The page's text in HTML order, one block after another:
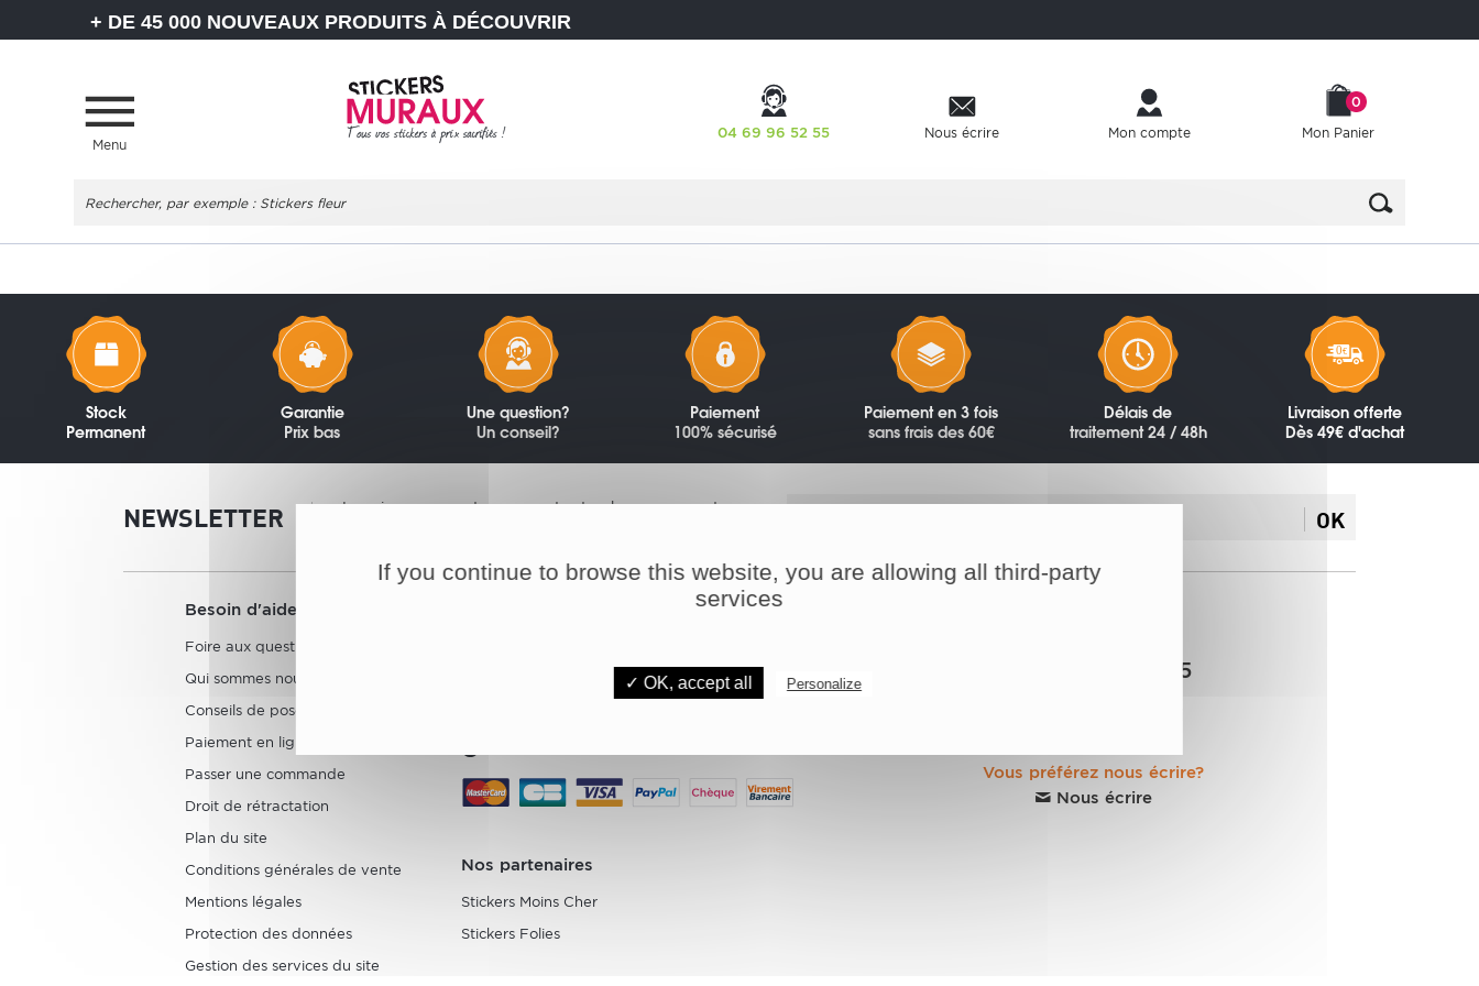
+ DE 45 000 NOUVEAUX PRODUITS À DÉCOUVRIR
Menu
04 69 96 52 55 Nous écrire Mon compte Mon Panier
0
Stock
Permanent
Garantie
Prix bas
Une question?
Un conseil?
Paiement
100% sécurisé
Paiement en 3 fois
sans frais des 60€
Délais de
traitement 24 / 48h
Livraison offerte
Dès 49€ d'achat
NEWSLETTER
Inscrivez-vous et recevez toutes les promos et
OK
Besoin d'aide ?
Foire aux questions
Qui sommes nous ?
Conseils de pose
Paiement en ligne
Passer une commande
Droit de rétractation
Plan du site
Conditions générales de vente
Mentions légales
Protection des données
Gestion des services du site
Livraison rapide avec :
dès 49€ d'achat !
Nos partenaires
Stickers Moins Cher
Stickers Folies
04 69 96 52 55
Vous préférez nous écrire?
Nous écrire
If you continue to browse this website, you are allowing all third-party
services
✓ OK, accept all Personalize